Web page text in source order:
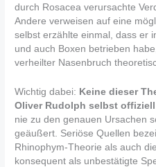
durch Rosacea verursachte
Andere verweisen auf eine
selbst erzählte einmal, dass er
und auch Boxen betrieben
verheilter Nasenbruch
Wichtig dabei: Keine dieser
Oliver Rudolph selbst
nie zu den genauen Ursachen
geäußert. Seriöse Quellen
Rhinophym-Theorie als auch
konsequent als unbestätigte